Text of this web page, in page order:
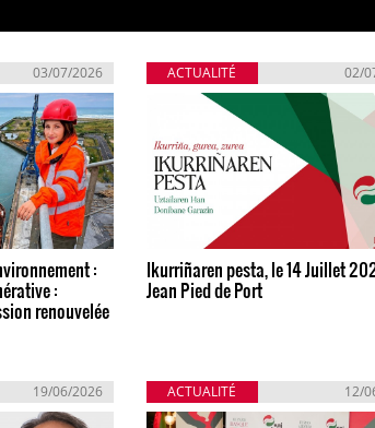
03/07/2026
:
:
renouvelée
ACTUALITÉ 02/
Ikurriñaren pesta, le 14 Juillet
Jean Pied de Port
19/06/2026 ACTUALITÉ 12/